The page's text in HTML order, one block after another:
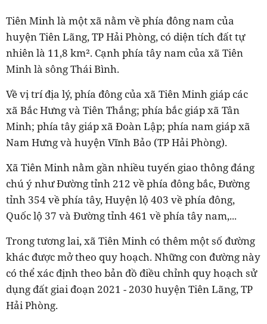
Tiên Minh là một xã nằm về phía đông nam của
huyện Tiên Lãng, TP Hải Phòng, có diện tích đất tự
nhiên là 11,8 km². Cạnh phía tây nam của xã Tiên
Minh là sông Thái Bình.
Về vị trí địa lý, phía đông của xã Tiên Minh giáp các
xã Bắc Hưng và Tiên Thắng; phía bắc giáp xã Tân
Minh; phía tây giáp xã Đoàn Lập; phía nam giáp xã
Nam Hưng và huyện Vĩnh Bảo (TP Hải Phòng).
Xã Tiên Minh nằm gần nhiều tuyến giao thông đáng
chú ý như Đường tỉnh 212 về phía đông bắc, Đường
tỉnh 354 về phía tây, Huyện lộ 403 về phía đông,
Quốc lộ 37 và Đường tỉnh 461 về phía tây nam,...
Trong tương lai, xã Tiên Minh có thêm một số đường
khác được mở theo quy hoạch. Những con đường này
có thể xác định theo bản đồ điều chỉnh quy hoạch sử
dụng đất giai đoạn 2021 - 2030 huyện Tiên Lãng, TP
Hải Phòng.